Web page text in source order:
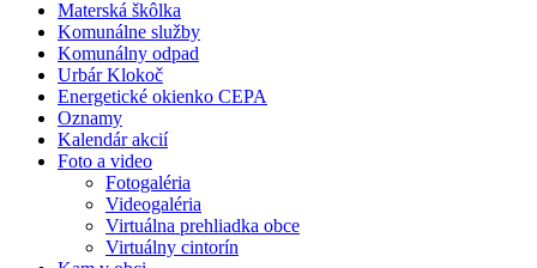
Materská škôlka
Komunálne služby
Komunálny odpad
Urbár Klokoč
Energetické okienko CEPA
Oznamy
Kalendár akcií
Foto a video
Fotogaléria
Videogaléria
Virtuálna prehliadka obce
Virtuálny cintorín